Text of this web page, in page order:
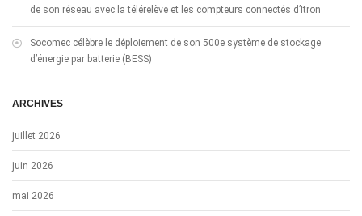
de son réseau avec la télérelève et les compteurs connectés d’Itron
Socomec célèbre le déploiement de son 500e système de stockage
d’énergie par batterie (BESS)
ARCHIVES
juillet 2026
juin 2026
mai 2026